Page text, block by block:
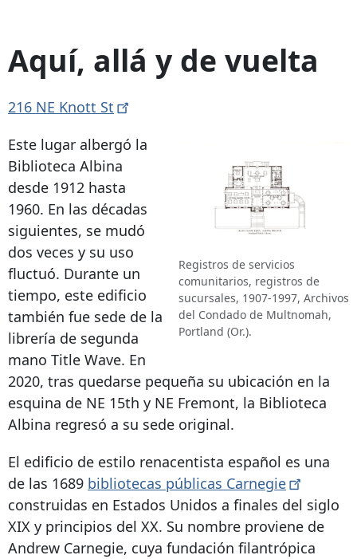
Aquí, allá y de vuelta
216 NE Knott St
Registros de servicios
comunitarios, registros de
sucursales, 1907-1997, Archivos
del Condado de Multnomah,
Portland (Or.).
Este lugar albergó la
Biblioteca Albina
desde 1912 hasta
1960. En las décadas
siguientes, se mudó
dos veces y su uso
fluctuó. Durante un
tiempo, este edificio
también fue sede de la
librería de segunda
mano Title Wave. En
2020, tras quedarse pequeña su ubicación en la
esquina de NE 15th y NE Fremont, la Biblioteca
Albina regresó a su sede original.
El edificio de estilo renacentista español es una
de las 1689 bibliotecas públicas Carnegie
construidas en Estados Unidos a finales del siglo
XIX y principios del XX. Su nombre proviene de
Andrew Carnegie, cuya fundación filantrópica